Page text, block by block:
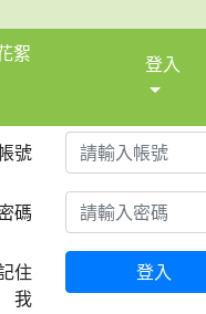
絮 登入
號
碼
住
我
登入